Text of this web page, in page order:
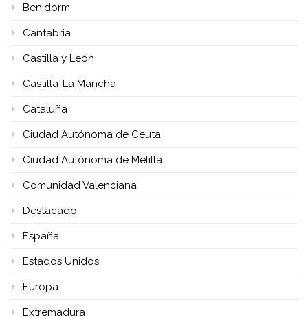
Benidorm
Cantabria
Castilla y León
Castilla-La Mancha
Cataluña
Ciudad Autónoma de Ceuta
Ciudad Autónoma de Melilla
Comunidad Valenciana
Destacado
España
Estados Unidos
Europa
Extremadura